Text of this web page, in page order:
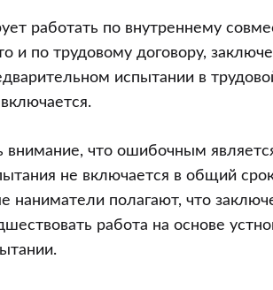
работать по внутреннему
и по трудовому договору,
испытании в
внимание, что ошибочным
не включается в общий
наниматели полагают, что
работа на основе